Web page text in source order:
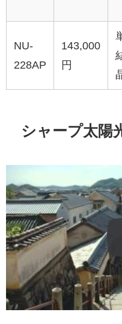
NU-
228AP
143,000
円
シャープ太陽